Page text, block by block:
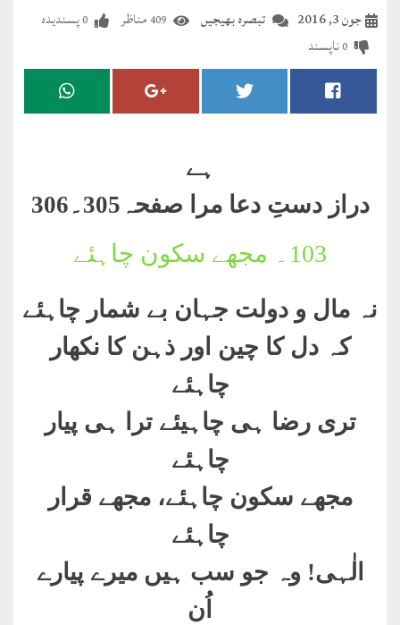
مضطرؔ
دستِ
درعدن
تبصرہ بھیجیں جون 3, 2016 409مناظر 0پسندیدہ
0ناپسند
ہے
دراز دستِ دعا مرا صفحہ305۔306
103۔ مجھے سکون چاہئے
نہ مال و دولت جہان بے شمار چاہئے
کہ دل کا چین اور ذہن کا نکھار
چاہئے
تری رضا ہی چاہیئے ترا ہی پیار
چاہئے
مجھے سکون چاہئے، مجھے قرار
چاہئے
الٰہی! وہ جو سب ہیں میرے پیارے
اُن